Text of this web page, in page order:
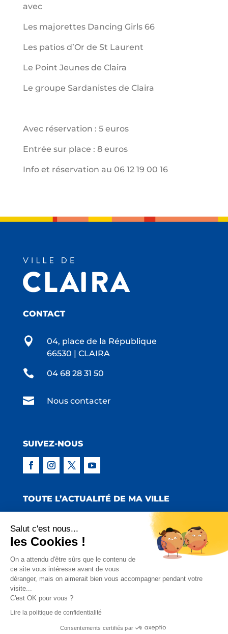
avec
Les majorettes Dancing Girls 66
Les patios d’Or de St Laurent
Le Point Jeunes de Claira
Le groupe Sardanistes de Claira
Avec réservation : 5 euros
Entrée sur place : 8 euros
Info et réservation au 06 12 19 00 16
CONTACT

04, place de la République
66530 | CLAIRA
 04 68 28 31 50
 Nous contacter
SUIVEZ-NOUS
TOUTE L’ACTUALITÉ DE MA VILLE
Copyright © 2022 Mairie de Claira | Réalisation
:Emmaluc Communication
Mentions Légales
Charte Facebook
Salut c'est nous...
les Cookies !
On a attendu d'être sûrs que le contenu de
ce site vous intéresse avant de vous
déranger, mais on aimerait bien vous accompagner pendant votre
visite...
C'est OK pour vous ?
Lire la politique de confidentialité
Consentements certifiés par